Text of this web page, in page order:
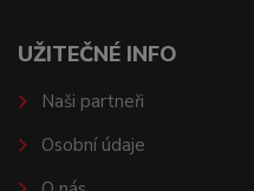
UŽITEČNÉ INFO
Naši partneři
Osobní údaje